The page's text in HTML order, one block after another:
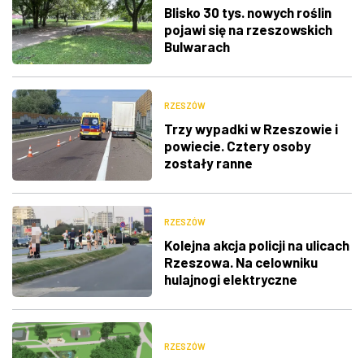
Blisko 30 tys. nowych roślin
pojawi się na rzeszowskich
Bulwarach
RZESZÓW
Trzy wypadki w Rzeszowie i
powiecie. Cztery osoby
zostały ranne
RZESZÓW
Kolejna akcja policji na ulicach
Rzeszowa. Na celowniku
hulajnogi elektryczne
RZESZÓW